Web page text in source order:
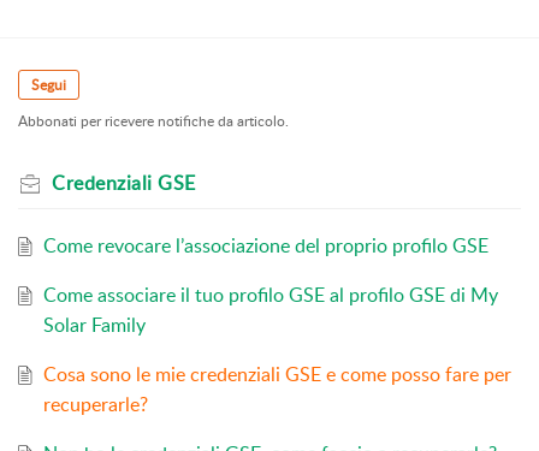
Segui
Abbonati per ricevere notifiche da articolo.
Credenziali GSE
Come revocare l’associazione del proprio profilo GSE
Come associare il tuo profilo GSE al profilo GSE di My
Solar Family
Cosa sono le mie credenziali GSE e come posso fare per
recuperarle?